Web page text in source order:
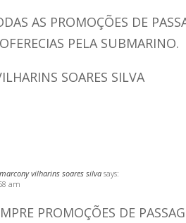
AS PROMOÇÕES DE
PELA SUBMARINO.
SOARES SILVA
marcony vilharins soares silva says:
am
PROMOÇÕES DE